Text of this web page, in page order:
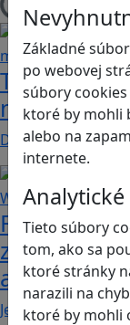
Základné
po webovej
súbory
ktoré by mohli
alebo na
internete.
Tieto súbory
tom, ako sa
ktoré stránky
narazili na
ktoré by mohli
Načítam
Tick Tock:
Dvaja hráči
zachránili
adventure
Jednoduchá hra,